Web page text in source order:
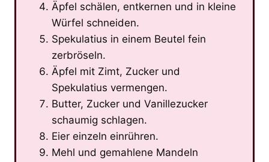
Äpfel schälen, entkernen und in kleine
Würfel schneiden.
Spekulatius in einem Beutel fein
zerbröseln.
Äpfel mit Zimt, Zucker und
Spekulatius vermengen.
Butter, Zucker und Vanillezucker
schaumig schlagen.
Eier einzeln einrühren.
Mehl und gemahlene Mandeln